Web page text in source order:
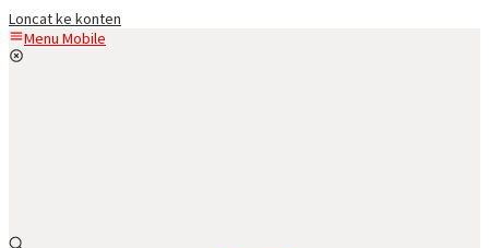
Loncat ke konten
Menu Mobile